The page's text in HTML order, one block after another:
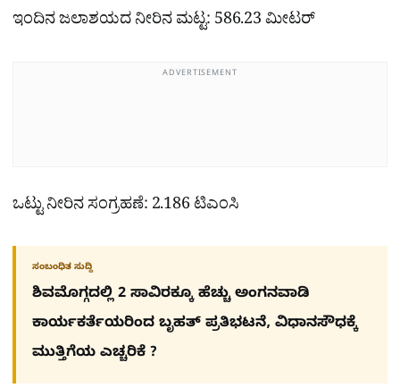
ಇಂದಿನ ಜಲಾಶಯದ ನೀರಿನ ಮಟ್ಟ: 586.23 ಮೀಟರ್‌
ADVERTISEMENT
ಒಟ್ಟು ನೀರಿನ ಸಂಗ್ರಹಣೆ: 2.186 ಟಿಎಂಸಿ
ಸಂಬಂಧಿತ ಸುದ್ದಿ
ಶಿವಮೊಗ್ಗದಲ್ಲಿ 2 ಸಾವಿರಕ್ಕೂ ಹೆಚ್ಚು ಅಂಗನವಾಡಿ
ಕಾರ್ಯಕರ್ತೆಯರಿಂದ ಬೃಹತ್ ಪ್ರತಿಭಟನೆ, ವಿಧಾನಸೌಧಕ್ಕೆ
ಮುತ್ತಿಗೆಯ ಎಚ್ಚರಿಕೆ ?